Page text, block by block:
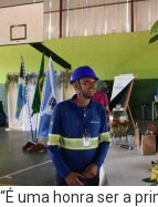
“É uma honra ser a